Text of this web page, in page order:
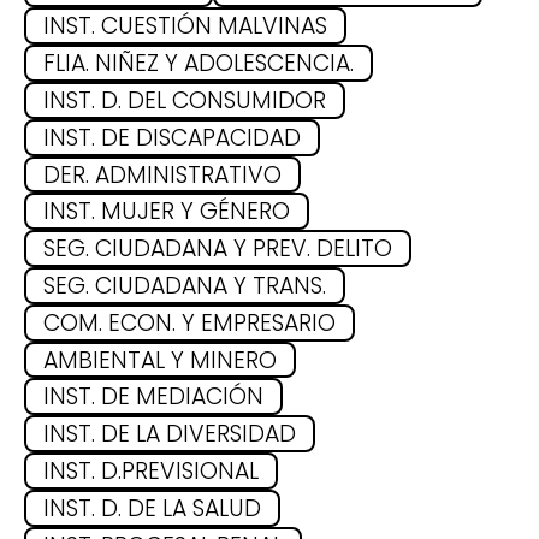
Data-Driven Insights: How
Analytics is Revolutionizing
MLS Betting Strategies
The 2025 Major League Soccer (MLS) season promises to
be an exhilarating ride for both fans and bettors alike. As
the league continues to grow in popularity, so too do the
betting trends that shape the landscape of this dynamic
sport. According to the experts at Betzoid, a leading
authority in sports betting analysis, several key trends are
expected to dominate the MLS betting scene in the
upcoming year.
One of the most notable trends is the rise of in-play betting,
which allows bettors to place wagers on various events as
INST. CUESTIÓN MALVINAS
FLIA. NIÑEZ Y ADOLESCENCIA.
INST. D. DEL CONSUMIDOR
INST. DE DISCAPACIDAD
DER. ADMINISTRATIVO
INST. MUJER Y GÉNERO
SEG. CIUDADANA Y PREV. DELITO
SEG. CIUDADANA Y TRANS.
COM. ECON. Y EMPRESARIO
AMBIENTAL Y MINERO
INST. DE MEDIACIÓN
INST. DE LA DIVERSIDAD
INST. D.PREVISIONAL
INST. D. DE LA SALUD